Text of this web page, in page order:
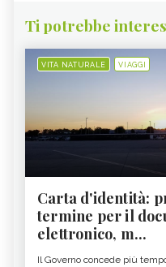
Ti potrebbe
VITA NATURALE VIAGGI
Carta d'identità:
termine per il
elettronico, m...
Il Governo concede più